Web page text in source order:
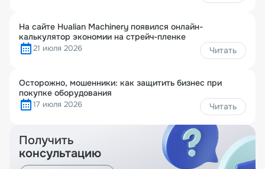
На сайте Hualian Machinery появился онлайн-
калькулятор экономии на стрейч-пленке
21 июля 2026 Читать
Осторожно, мошенники: как защитить бизнес при
покупке оборудования
17 июля 2026 Читать
Получить
консультацию